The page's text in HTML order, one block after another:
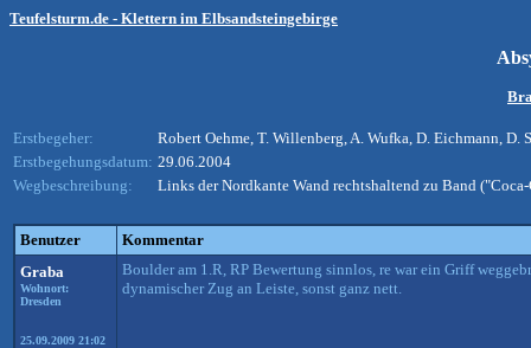
Teufelsturm.de - Klettern im Elbsandsteingebirge
Erstbegeher:
Robert Oehme, T. Willenberg, A. Wufka, D. Eichmann, D.
Erstbegehungsdatum: 29.06.2004
Wegbeschreibung:
Links der Nordkante Wand rechtshaltend zu Band
Benutzer
Kommentar
Graba
Wohnort:
Dresden
25.09.2009 21:02
Boulder am 1.R, RP Bewertung sinnlos, re war ein Griff
dynamischer Zug an Leiste, sonst ganz nett.